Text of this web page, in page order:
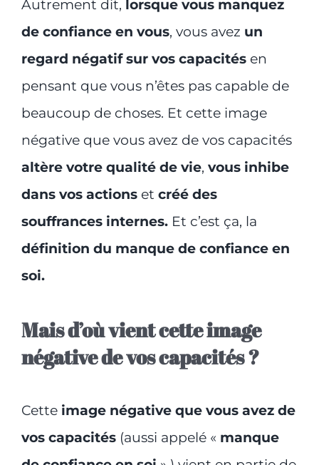
Autrement dit, lorsque vous manquez
de confiance en vous, vous avez un
regard négatif sur vos capacités en
pensant que vous n’êtes pas capable de
beaucoup de choses. Et cette image
négative que vous avez de vos capacités
altère votre qualité de vie, vous inhibe
dans vos actions et créé des
souffrances internes. Et c’est ça, la
définition du manque de confiance en
soi.
Mais d’où vient cette image
négative de vos capacités ?
Cette image négative que vous avez de
vos capacités (aussi appelé « manque